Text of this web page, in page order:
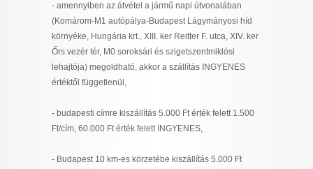
- amennyiben az átvétel a jármű napi útvonalában
(Komárom-M1 autópálya-Budapest Lágymányosi híd
környéke, Hungária krt., XIII. ker Reitter F. utca, XIV. ker
Őrs vezér tér, M0 soroksári és szigetszentmiklósi
lehajtója) megoldható, akkor a szállítás INGYENES
értéktől függetlenül,
- budapesti címre kiszállítás 5.000 Ft érték felett 1.500
Ft/cím, 60.000 Ft érték felett INGYENES,
- Budapest 10 km-es körzetébe kiszállítás 5.000 Ft